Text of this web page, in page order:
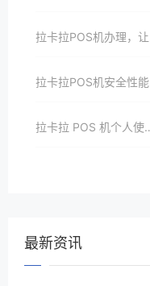
拉卡拉POS机办理，让您的收款无缝对接
拉卡拉POS机安全性能揭秘，守护每一笔交易安全
拉卡拉 POS 机个人使用的便捷支付体验
最新资讯